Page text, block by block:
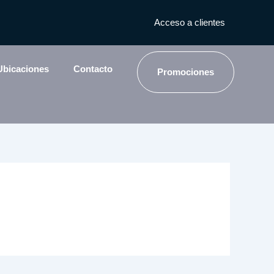
Acceso a clientes
Contacto Promociones